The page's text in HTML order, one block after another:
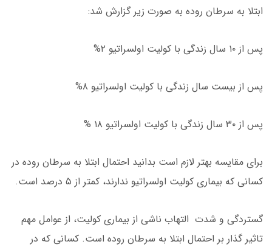
ابتلا به سرطان روده به صورت زیر گزارش شد:
پس از ۱۰ سال زندگی با کولیت اولسراتیو ۲%
پس از بیست سال زندگی با کولیت اولسراتیو ۸%
پس از ۳۰ سال زندگی با کولیت اولسراتیو ۱۸ %
برای مقایسه بهتر لازم است بدانید احتمال ابتلا به سرطان روده در
کسانی که بیماری کولیت اولسراتیو ندارند، کمتر از ۵ درصد است.
گستردگی و شدت التهاب ناشی از بیماری کولیت، از عوامل مهم
تاثیر گذار بر احتمال ابتلا به سرطان روده است. کسانی که در